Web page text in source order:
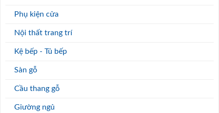
Phụ kiện cửa
Nội thất trang trí
Kệ bếp - Tủ bếp
Sàn gỗ
Cầu thang gỗ
Giường ngủ